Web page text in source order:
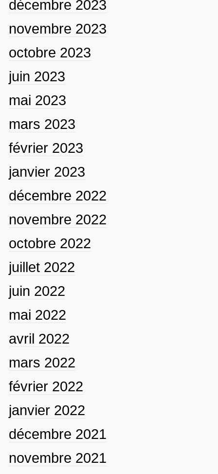
décembre 2023
novembre 2023
octobre 2023
juin 2023
mai 2023
mars 2023
février 2023
janvier 2023
décembre 2022
novembre 2022
octobre 2022
juillet 2022
juin 2022
mai 2022
avril 2022
mars 2022
février 2022
janvier 2022
décembre 2021
novembre 2021